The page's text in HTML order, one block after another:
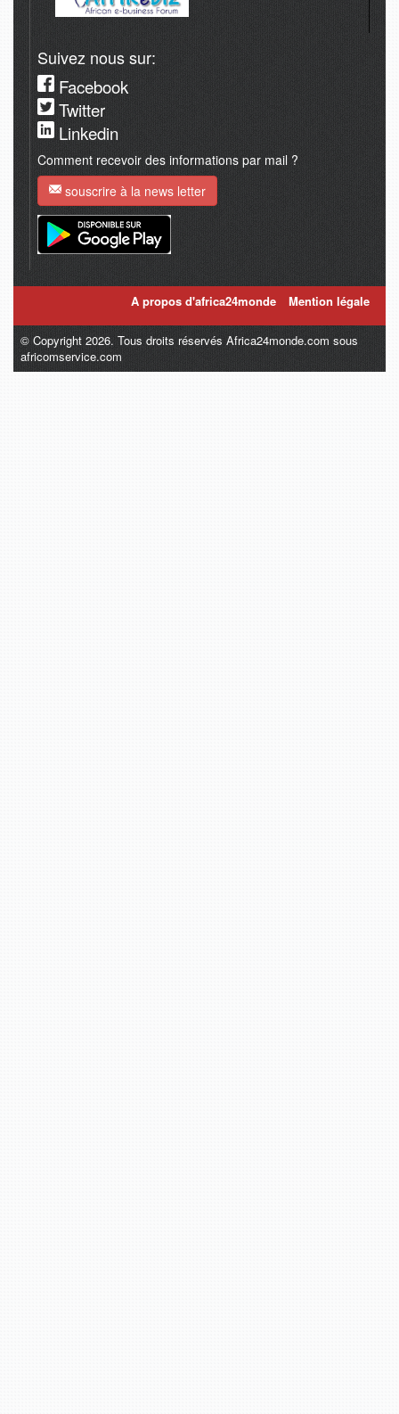
Suivez nous sur:
Facebook
Twitter
Linkedin
Comment recevoir des informations par mail ?
souscrire à la news letter
A propos d'africa24monde Mention légale
© Copyright 2026. Tous droits réservés Africa24monde.com sous
africomservice.com